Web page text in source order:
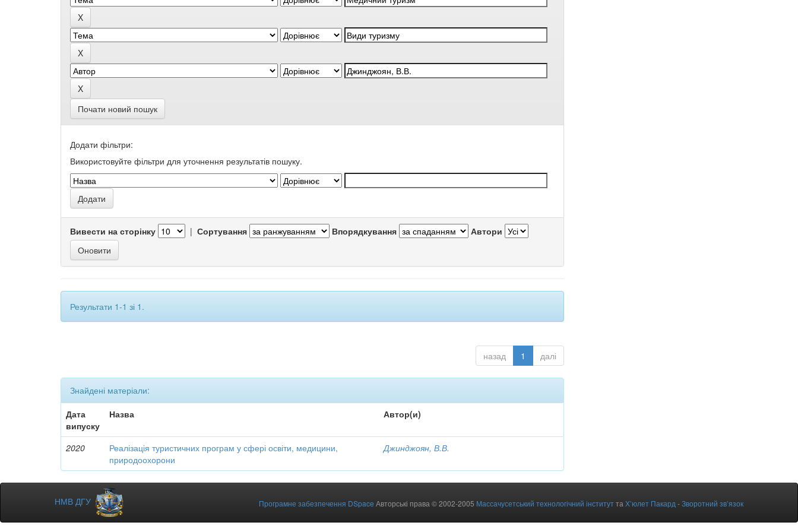
Почати новий пошук
Додати фільтри:
Використовуйте фільтри для уточнення результатів пошуку.
Вивести на сторінку | Сортування Впорядкування Автори
Результати 1-1 зі 1.
назад 1 далі
Знайдені матеріали:
Дата
випуску
Назва Автор(и)
2020
Реалізація туристичних програм у сфері освіти, медицини,
природоохорони
Джинджоян, В.В.
НМВ ДГУ Програмне забезпечення DSpace Авторські права © 2002-2005 Массачусетський технологічний інститутта Х’юлет Пакард -Зворотний зв’язок